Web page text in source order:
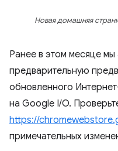
Новая домашняя
Ранее в этом месяце
предварительную
обновленного
на Google I/O.
https://
примечательных